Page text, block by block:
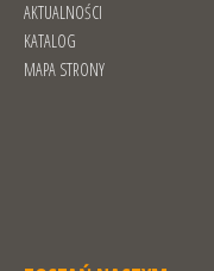
AKTUALNOŚCI
KATALOG
MAPA STRONY